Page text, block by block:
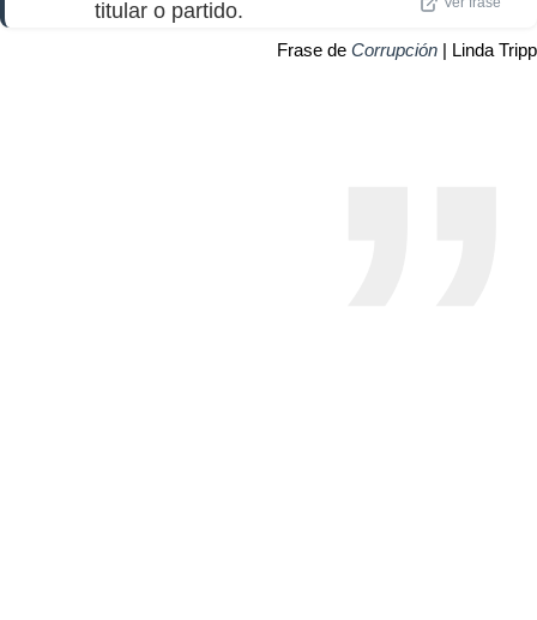
titular o partido.
Frase de Corrupción | Linda Tripp